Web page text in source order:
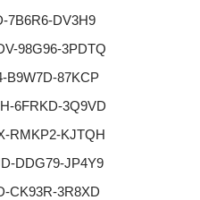
7B6R6-DV3H9
98G96-3PDTQ
B9W7D-87KCP
6FRKD-3Q9VD
RMKP2-KJTQH
DDG79-JP4Y9
CK93R-3R8XD